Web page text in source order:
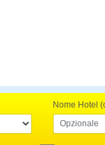
Nome Hotel